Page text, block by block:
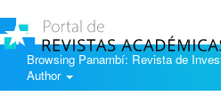
Browsing Panambí: Revista de
Author